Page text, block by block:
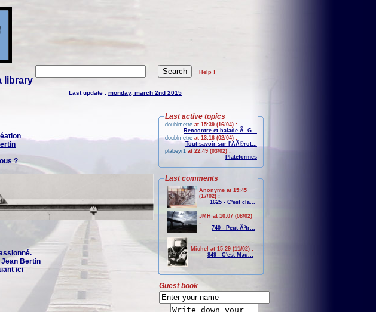
library
Help !
Last update : monday, march 2nd 2015
?
Bertin
ici
Last active topics
doublmetre at 15:39 (16/04) :
Rencontre et balade Ã G...
doublmetre at 13:16 (02/04) :
Tout savoir sur l'AÃ©rot...
plabeyr1 at 22:49 (03/02) :
Plateformes
Last comments
Anonyme at 15:45
(17/02) :
1625 - C'est cla...
JMH at 10:07 (08/02)
:
740 - Peut-Ãªtr...
Michel at 15:29 (11/02) :
849 - C'est Mau...
Guest book